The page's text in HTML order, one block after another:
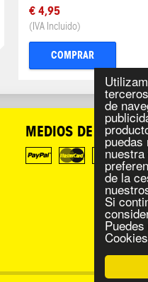
de
de la
Si
€ 4,95
(IVA Incluido)
COMPRAR
MEDIOS DE PAGO